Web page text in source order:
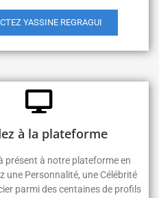
YASSINE REGRAGUI
à la plateforme
présent à notre plateforme en
une Personnalité, une Célébrité
parmi des centaines de profils